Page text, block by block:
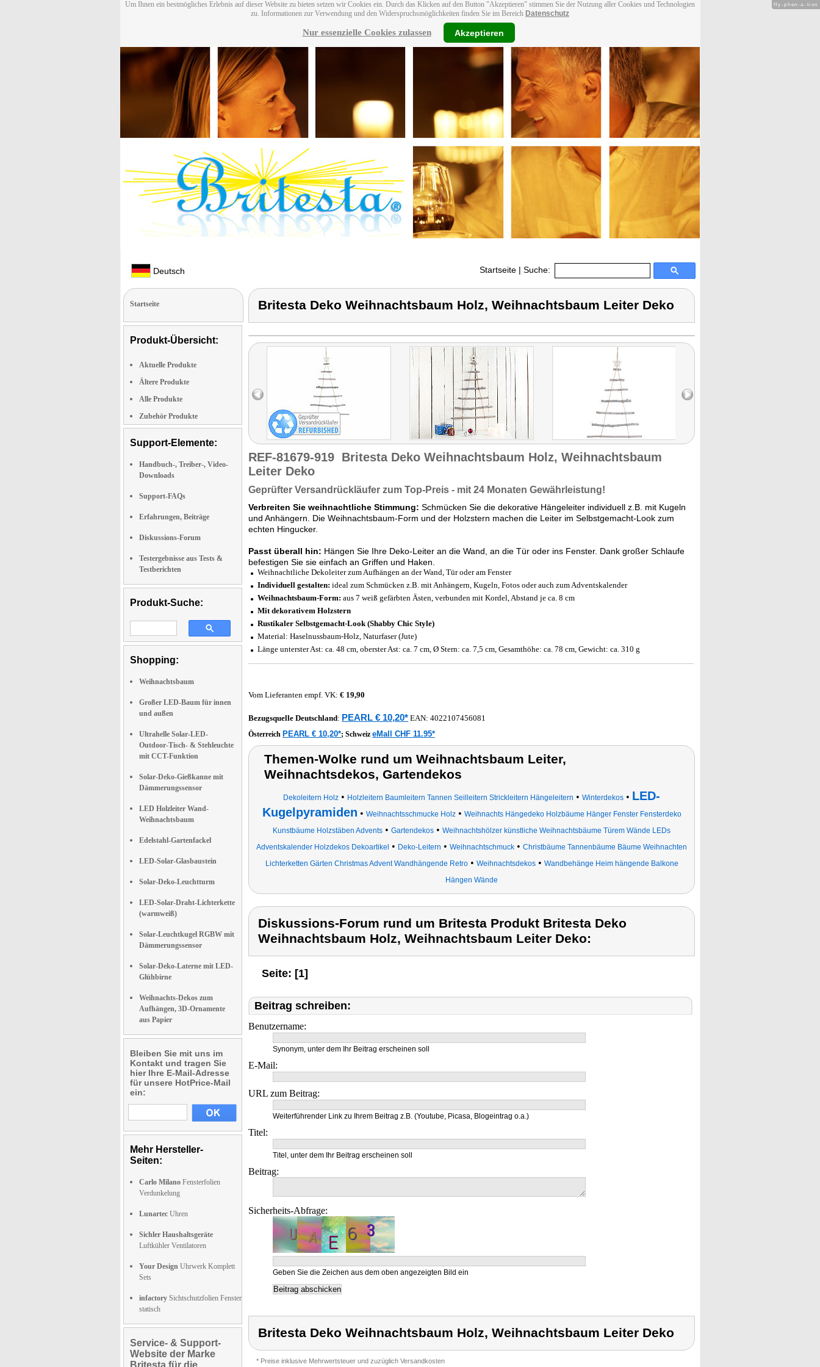
Um Ihnen ein bestmögliches Erlebnis auf dieser Website zu bieten setzen wir Cookies ein. Durch das Klicken auf den Button "Akzeptieren" stimmen Sie der Nutzung aller Cookies und Technologien
zu. Informationen zur Verwendung und den Widerspruchsmöglichkeiten finden Sie im Bereich Datenschutz
Nur essenzielle Cookies zulassen Akzeptieren
Deutsch Startseite | Suche:
Startseite
Produkt-Übersicht:
Aktuelle Produkte
Ältere Produkte
Alle Produkte
Zubehör Produkte
Support-Elemente:
Handbuch-, Treiber-, Video-
Downloads
Support-FAQs
Erfahrungen, Beiträge
Diskussions-Forum
Testergebnisse aus Tests &
Testberichten
Produkt-Suche:
Shopping:
Weihnachtsbaum
Großer LED-Baum für innen
und außen
Ultrahelle Solar-LED-
Outdoor-Tisch- & Stehleuchte
mit CCT-Funktion
Solar-Deko-Gießkanne mit
Dämmerungssensor
LED Holzleiter Wand-
Weihnachtsbaum
Edelstahl-Gartenfackel
LED-Solar-Glasbaustein
Solar-Deko-Leuchtturm
LED-Solar-Draht-Lichterkette
(warmweiß)
Solar-Leuchtkugel RGBW mit
Dämmerungssensor
Solar-Deko-Laterne mit LED-
Glühbirne
Weihnachts-Dekos zum
Aufhängen, 3D-Ornamente
aus Papier
Bleiben Sie mit uns im
Kontakt und tragen Sie
hier Ihre E-Mail-Adresse
für unsere HotPrice-Mail
ein:
Mehr Hersteller-
Seiten:
Carlo Milano Fensterfolien
Verdunkelung
Lunartec Uhren
Sichler Haushaltsgeräte
Luftkühler Ventilatoren
Your Design Uhrwerk Komplett
Sets
infactory Sichtschutzfolien Fenster
statisch
Service- & Support-
Website der Marke
Britesta für die
Britesta Deko Weihnachtsbaum Holz, Weihnachtsbaum Leiter Deko
REF-81679-919 Britesta Deko Weihnachtsbaum Holz, Weihnachtsbaum
Leiter Deko
Geprüfter Versandrückläufer zum Top-Preis - mit 24 Monaten Gewährleistung!
Verbreiten Sie weihnachtliche Stimmung: Schmücken Sie die dekorative Hängeleiter individuell z.B. mit Kugeln
und Anhängern. Die Weihnachtsbaum-Form und der Holzstern machen die Leiter im Selbstgemacht-Look zum
echten Hingucker.
Passt überall hin: Hängen Sie Ihre Deko-Leiter an die Wand, an die Tür oder ins Fenster. Dank großer Schlaufe
befestigen Sie sie einfach an Griffen und Haken.
Weihnachtliche Dekoleiter zum Aufhängen an der Wand, Tür oder am Fenster
Individuell gestalten: ideal zum Schmücken z.B. mit Anhängern, Kugeln, Fotos oder auch zum Adventskalender
Weihnachtsbaum-Form: aus 7 weiß gefärbten Ästen, verbunden mit Kordel, Abstand je ca. 8 cm
Mit dekorativem Holzstern
Rustikaler Selbstgemacht-Look (Shabby Chic Style)
Material: Haselnussbaum-Holz, Naturfaser (Jute)
Länge unterster Ast: ca. 48 cm, oberster Ast: ca. 7 cm, Ø Stern: ca. 7,5 cm, Gesamthöhe: ca. 78 cm, Gewicht: ca. 310 g
Vom Lieferanten empf. VK: € 19,90
Bezugsquelle Deutschland: PEARL € 10,20* EAN: 4022107456081
Österreich PEARL € 10,20*; Schweiz eMall CHF 11.95*
Themen-Wolke rund um Weihnachtsbaum Leiter,
Weihnachtsdekos, Gartendekos
Dekoleitern Holz • Holzleitern Baumleitern Tannen Seilleitern Strickleitern Hängeleitern • Winterdekos • LED-
Kugelpyramiden • Weihnachtsschmucke Holz• Weihnachts Hängedeko Holzbäume Hänger Fenster Fensterdeko
Kunstbäume Holzstäben Advents • Gartendekos • Weihnachtshölzer künstliche Weihnachtsbäume Türem Wände LEDs
Adventskalender Holzdekos Dekoartikel
• Deko-Leitern • Weihnachtschmuck • Christbäume Tannenbäume Bäume Weihnachten
Lichterketten Gärten Christmas Advent Wandhängende Retro• Weihnachtsdekos• Wandbehänge Heim hängende Balkone
Hängen Wände
Diskussions-Forum rund um Britesta Produkt Britesta Deko
Weihnachtsbaum Holz, Weihnachtsbaum Leiter Deko:
Seite: [1]
Beitrag schreiben:
Benutzername:
Synonym, unter dem Ihr Beitrag erscheinen soll
E-Mail:
URL zum Beitrag:
Weiterführender Link zu Ihrem Beitrag z.B. (Youtube, Picasa, Blogeintrag o.a.)
Titel:
Titel, unter dem Ihr Beitrag erscheinen soll
Beitrag:
Sicherheits-Abfrage:
Geben Sie die Zeichen aus dem oben angezeigten Bild ein
Britesta Deko Weihnachtsbaum Holz, Weihnachtsbaum Leiter Deko
* Preise inklusive Mehrwertsteuer und zuzüglich Versandkosten
Hy-phen-a-tion